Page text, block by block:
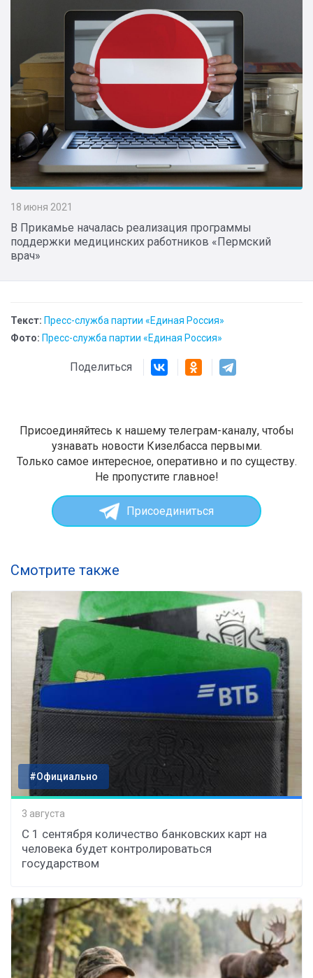
18 июня 2021
В Прикамье началась реализация программы
поддержки медицинских работников «Пермский
врач»
Текст: Пресс-служба партии «Единая Россия»
Фото: Пресс-служба партии «Единая Россия»
Поделиться
Присоединяйтесь к нашему телеграм-каналу, чтобы
узнавать новости Кизелбасса первыми.
Только самое интересное, оперативно и по существу.
Не пропустите главное!
Присоединиться
Смотрите также
#Официально
3 августа
С 1 сентября количество банковских карт на
человека будет контролироваться
государством